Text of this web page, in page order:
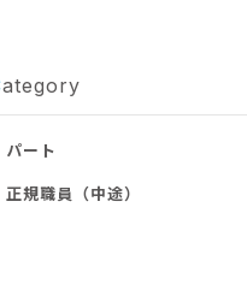
ategory
パート
正規職員（中途）